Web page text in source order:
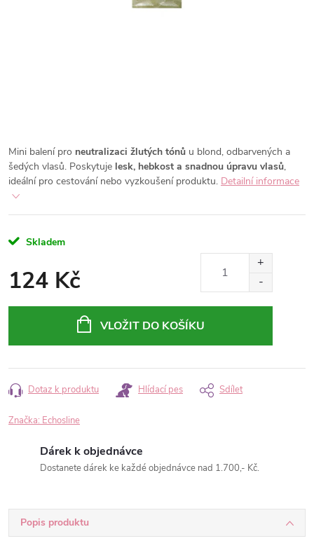
Mini balení pro neutralizaci žlutých tónů u blond, odbarvených a
šedých vlasů. Poskytuje lesk, hebkost a snadnou úpravu vlasů,
ideální pro cestování nebo vyzkoušení produktu. Detailní informace
Skladem
124 Kč
VLOŽIT DO KOŠÍKU
Dotaz k produktu Hlídací pes Sdílet
Značka: Echosline
Dárek k objednávce
Dostanete dárek ke každé objednávce nad 1.700,- Kč.
Popis produktu